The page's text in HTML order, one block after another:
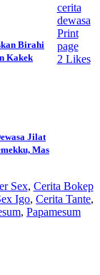
Birahi
Kakek
Jilat
Mas
cerita
dewasa
Print
page
2 Likes
Sex, Cerita Bokep
Igo, Cerita Tante,
, Papamesum